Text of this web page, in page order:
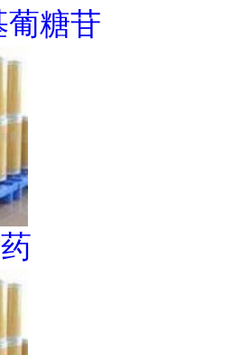
葡糖苷